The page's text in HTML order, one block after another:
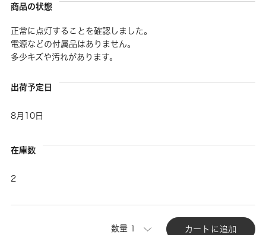
商品の状態
正常に点灯することを確認しました。
電源などの付属品はありません。
多少キズや汚れがあります。
出荷予定日
8月10日
在庫数
2
数量 カートに追加